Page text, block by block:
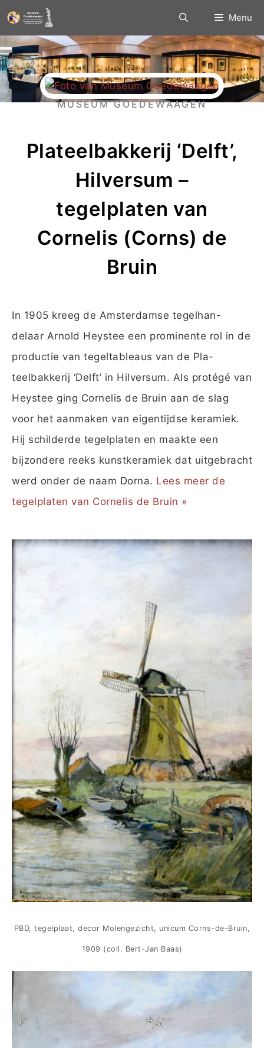
Menu
MUSEUM GOEDEWAAGEN
Plateelbakkerij ‘Delft’,
Hilversum –
tegelplaten van
Cornelis (Corns) de
Bruin
In 1905 kreeg de Amsterdamse tegelhan-
delaar Arnold Heystee een prominente rol in de
productie van tegeltableaus van de Pla-
teelbakkerij ‘Delft’ in Hilversum. Als protégé van
Heystee ging Cornelis de Bruin aan de slag
voor het aanmaken van eigentijdse keramiek.
Hij schilderde tegelplaten en maakte een
bijzondere reeks kunstkeramiek dat uitgebracht
werd onder de naam Dorna. Lees meer de
tegelplaten van Cornelis de Bruin »
PBD, tegelplaat, decor Molengezicht, unicum Corns-de-Bruin,
1909 (coll. Bert-Jan Baas)